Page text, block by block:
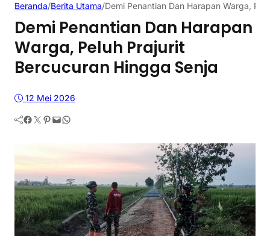
Beranda/Berita Utama/Demi Penantian Dan Harapan Warga,
Demi Penantian Dan Harapan
Warga, Peluh Prajurit
Bercucuran Hingga Senja
12 Mei 2026
Facebook Twitter Pinterest Mail WhatsApp